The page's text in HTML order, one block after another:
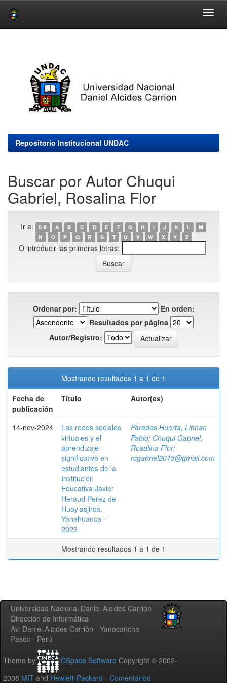
Repositorio Institucional UNDAC
Buscar por Autor Chuqui
Gabriel, Rosalina Flor
Ir a: 0-9 A B C D E F G H I J K L
M
N
O P Q R S T U V W X Y Z
O introducir las primeras letras:
Ordenar por:
En orden:
Resultados por página
Autor/Registro:
Mostrando resultados 1 a 1 de 1
Fecha de
publicación
Título Autor(es)
14-nov-2024
Las redes sociales
virtuales y el
aprendizaje
significativo en
estudiantes de la
Institución
Educativa Javier
Heraud Perez de
Huaylasjirca,
Yanahuanca –
2023
Paredes Huerta, Litman
Pablo; Chuqui Gabriel,
Rosalina Flor;
rcgabriel2015@gmail.com
Mostrando resultados 1 a 1 de 1
Universidad Nacional Daniel Alcides Carrión
Dirección de Informática
Av. Daniel Alcides Carrión - Yanacancha
Pasco - Perú
Theme by DSpace Software Copyright © 2002-
2008 MIT and Hewlett-Packard - Comentarios